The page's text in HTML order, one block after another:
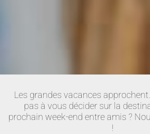
Les grandes vacances
pas à vous décider sur la
prochain week-end entre amis ?
!